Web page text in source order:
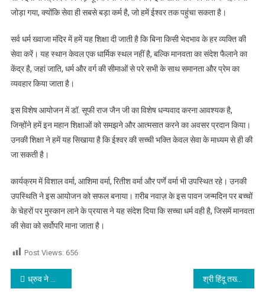
जोड़ा गया, क्योंकि सेवा ही सबसे बड़ा कर्म है, जो हमें ईश्वर तक पहुंचा सकता है।
सर्व धर्म ख्वाजा मंदिर में हमें यह शिक्षा दी जाती है कि बिना किसी भेदभाव के हर व्यक्ति की
सेवा करें। यह स्थान केवल एक धार्मिक स्थल नहीं है, बल्कि मानवता का संदेश फैलाने का
केंद्र है, जहां जाति, धर्म और वर्ग की सीमाओं से परे सभी के साथ समानता और प्रेम का
व्यवहार किया जाता है।
इस विशेष आयोजन में डॉ. सूफी राज जैन जी का विशेष धन्यवाद करना आवश्यक है,
जिन्होंने हमें इन महान शिक्षाओं को समझने और आत्मसात करने का अवसर प्रदान किया।
उनकी शिक्षा ने हमें यह सिखाया है कि ईश्वर की सच्ची भक्ति केवल सेवा के माध्यम से ही की
जा सकती है।
कार्यक्रम में विशाल वर्मा, आशिमा वर्मा, रितीश वर्मा और पर्णे वर्मा भी उपस्थित रहे। उनकी
उपस्थिति ने इस आयोजन को सफल बनाया। ग़रीब नवाज़ के इस पावन जन्मदिन पर बच्चों
के चेहरों पर मुस्कान लाने के प्रयास ने यह संदेश दिया कि सच्चा धर्म वही है, जिसमें मानवता
की सेवा को सर्वोपरि माना जाता है।
Post Views: 656
Post navigation
ध्रुव ने सिर्फ अपने पवित्र भावों से ही भगवान को कर लिया था प्रसन्न : नवजीत भारद्वाज श्री हिंदू तख्त (भारत) राष्ट्रीय प्रवक्ता को जान से मारने की मिली धमकी, पुलिस को दी शिकायत,पढ़े